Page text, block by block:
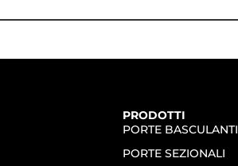
PRODOTTI
PORTE BASCULANTI
PORTE SEZIONALI